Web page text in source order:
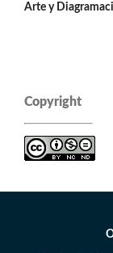
Arte y
Copyright